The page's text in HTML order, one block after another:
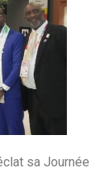
sa Journée